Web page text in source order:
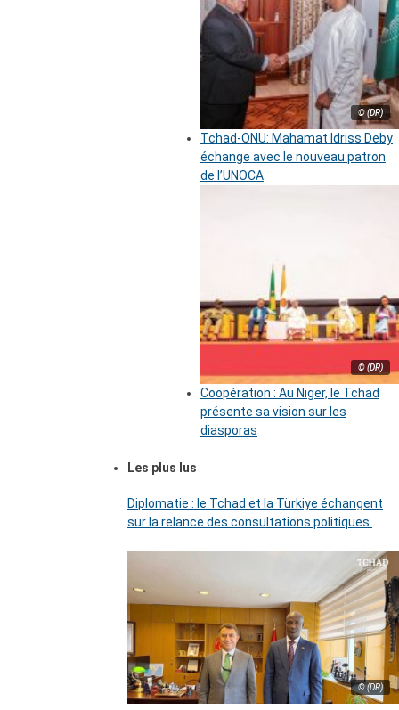
© (DR)
Tchad-ONU: Mahamat Idriss Deby
échange avec le nouveau patron
de l’UNOCA
© (DR)
Coopération : Au Niger, le Tchad
présente sa vision sur les
diasporas
Les plus lus
Diplomatie : le Tchad et la Türkiye échangent
sur la relance des consultations politiques
© (DR)